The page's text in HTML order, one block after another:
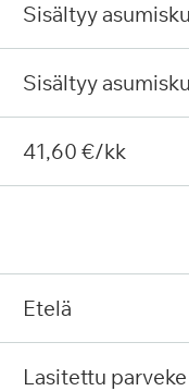
Sisältyy
Sisältyy
41,60 €/kk
etelä
lasitettu parveke